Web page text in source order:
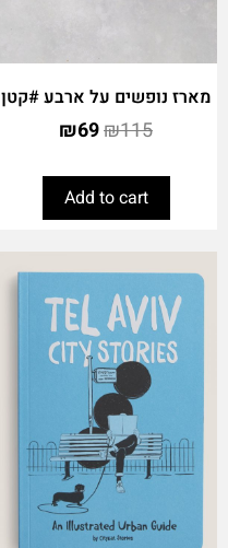
מארז נופשים על ארבע #קטן
₪115
₪69
Add to cart